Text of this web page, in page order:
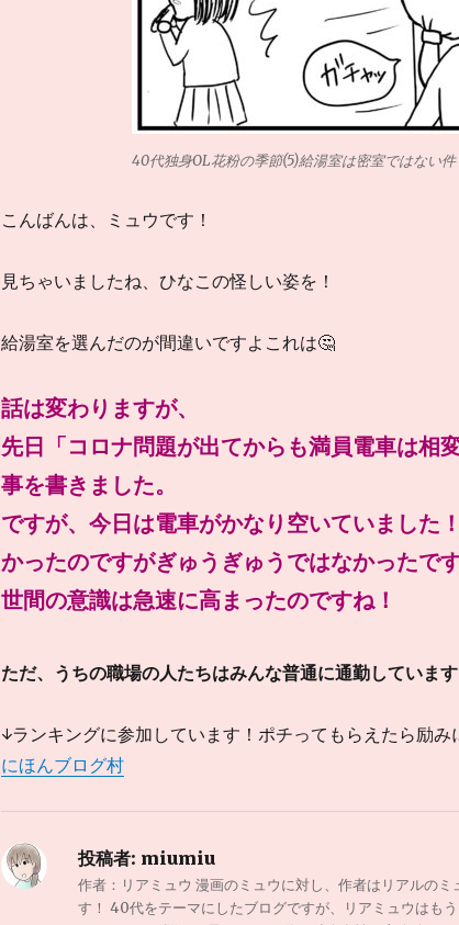
40代独身OL花粉の季節(5)給湯室は密室ではない件
こんばんは、ミュウです！
見ちゃいましたね、ひなこの怪しい姿を！
給湯室を選んだのが間違いですよこれは🤔
話は変わりますが、
先日「コロナ問題が出てからも満員電車は相
事を書きました。
ですが、今日は電車がかなり空いていました
かったのですがぎゅうぎゅうではなかったです
世間の意識は急速に高まったのですね！
ただ、うちの職場の人たちはみんな普通に通勤しています
↓ランキングに参加しています！ポチってもらえたら励み
にほんブログ村
投稿者: miumiu
作者：リアミュウ 漫画のミュウに対し、作者はリアルの
す！ 40代をテーマにしたブログですが、リアミュウはも